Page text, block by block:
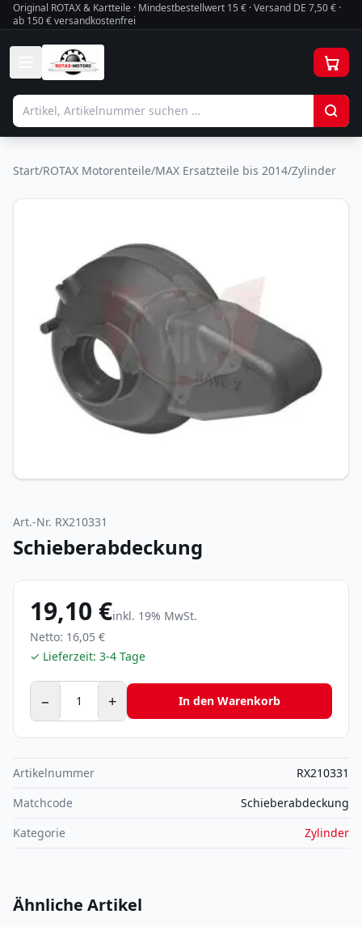
Original ROTAX & Kartteile · Mindestbestellwert 15 € · Versand DE 7,50 € ·
ab 150 € versandkostenfrei
Start/ROTAX Motorenteile/MAX Ersatzteile bis 2014/Zylinder
Art.-Nr. RX210331
Schieberabdeckung
19,10 €inkl. 19% MwSt.
Netto: 16,05 €
✓ Lieferzeit: 3-4 Tage
− + In den Warenkorb
Artikelnummer
RX210331
Matchcode
Schieberabdeckung
Kategorie
Zylinder
Ähnliche Artikel